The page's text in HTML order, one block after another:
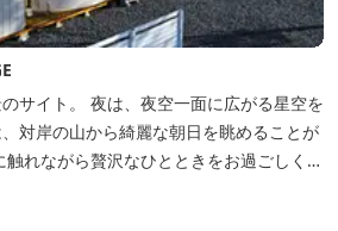
サイト。 夜は、夜空一面に広がる星空を
対岸の山から綺麗な朝日を眺めることが
台をご用意しております。 また、海岸